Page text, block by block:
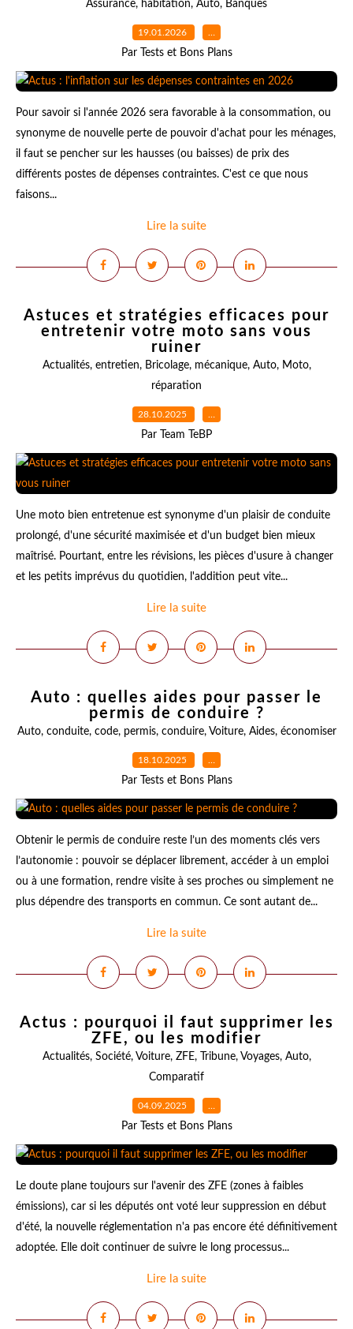
Assurance, habitation, Auto, Banques
19.01.2026 …
Par Tests et Bons Plans
Pour savoir si l'année 2026 sera favorable à la consommation, ou
synonyme de nouvelle perte de pouvoir d'achat pour les ménages,
il faut se pencher sur les hausses (ou baisses) de prix des
différents postes de dépenses contraintes. C'est ce que nous
faisons...
Lire la suite
Astuces et stratégies efficaces pour
entretenir votre moto sans vous
ruiner
Actualités, entretien, Bricolage, mécanique, Auto, Moto,
réparation
28.10.2025 …
Par Team TeBP
Une moto bien entretenue est synonyme d'un plaisir de conduite
prolongé, d'une sécurité maximisée et d'un budget bien mieux
maîtrisé. Pourtant, entre les révisions, les pièces d'usure à changer
et les petits imprévus du quotidien, l'addition peut vite...
Lire la suite
Auto : quelles aides pour passer le
permis de conduire ?
Auto, conduite, code, permis, conduire, Voiture, Aides, économiser
18.10.2025 …
Par Tests et Bons Plans
Obtenir le permis de conduire reste l’un des moments clés vers
l’autonomie : pouvoir se déplacer librement, accéder à un emploi
ou à une formation, rendre visite à ses proches ou simplement ne
plus dépendre des transports en commun. Ce sont autant de...
Lire la suite
Actus : pourquoi il faut supprimer les
ZFE, ou les modifier
Actualités, Société, Voiture, ZFE, Tribune, Voyages, Auto,
Comparatif
04.09.2025 …
Par Tests et Bons Plans
Le doute plane toujours sur l'avenir des ZFE (zones à faibles
émissions), car si les députés ont voté leur suppression en début
d'été, la nouvelle réglementation n'a pas encore été définitivement
adoptée. Elle doit continuer de suivre le long processus...
Lire la suite